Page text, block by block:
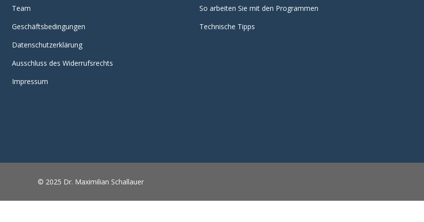
Team
Geschäftsbedingungen
Datenschutzerklärung
Ausschluss des Widerrufsrechts
Impressum
So arbeiten Sie mit den Programmen
Technische Tipps
© 2025 Dr. Maximilian Schallauer